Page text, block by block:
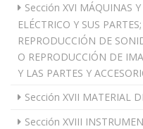
Sección XVI MÁQUINAS
ELÉCTRICO Y SUS
REPRODUCCIÓN DE
O REPRODUCCIÓN DE
Y LAS PARTES Y
Sección XVII MATERIAL
Sección XVIII